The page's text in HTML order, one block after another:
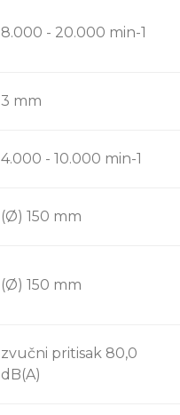
8.000 - 20.000 min-1
3 mm
4.000 - 10.000 min-1
(Ø) 150 mm
(Ø) 150 mm
zvučni pritisak 80,0
dB(A)